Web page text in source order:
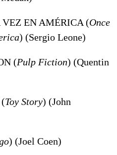
VEZ EN AMÉRICA (Once
) (Sergio Leone)
(Pulp Fiction) (Quentin
Toy Story) (John
) (Joel Coen)